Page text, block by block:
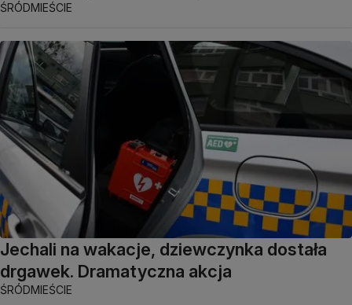
ŚRÓDMIEŚCIE
Jechali na wakacje, dziewczynka dostała
drgawek. Dramatyczna akcja
ŚRÓDMIEŚCIE